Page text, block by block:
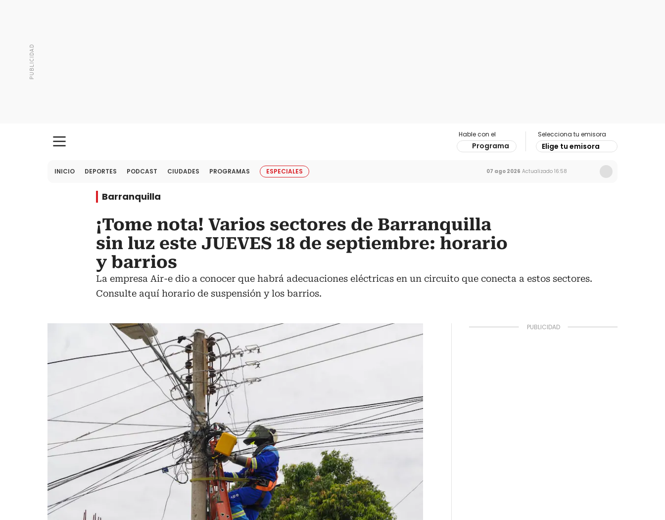
Hable con el
Programa
Selecciona tu emisora
Elige tu emisora
INICIO DEPORTES PODCAST CIUDADES PROGRAMAS ESPECIALES 07 ago 2026 Actualizado 16:58
Barranquilla
¡Tome nota! Varios sectores de Barranquilla
sin luz este JUEVES 18 de septiembre: horario
y barrios
La empresa Air-e dio a conocer que habrá adecuaciones eléctricas en un circuito que conecta a estos sectores.
Consulte aquí horario de suspensión y los barrios.